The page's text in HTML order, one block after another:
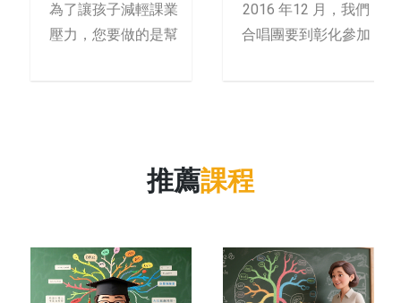
為了讓孩子減輕課業
壓力，您要做的是幫
2016 年12 月，我們
合唱團要到彰化參加
推薦課程